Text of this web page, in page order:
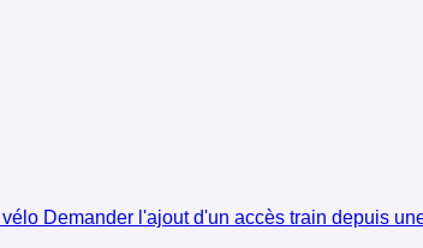
Demander l'ajout d'un accès train depuis